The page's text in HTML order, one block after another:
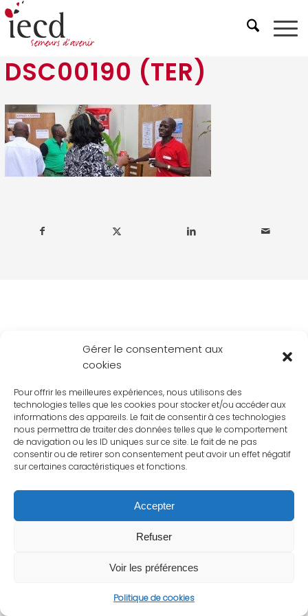
Gérer le consentement aux
cookies
Pour offrir les meilleures expériences, nous utilisons des
technologies telles que les cookies pour stocker et/ou accéder aux
informations des appareils. Le fait de consentir à ces technologies
nous permettra de traiter des données telles que le comportement
de navigation ou les ID uniques sur ce site. Le fait de ne pas
consentir ou de retirer son consentement peut avoir un effet négatif
sur certaines caractéristiques et fonctions.
Accepter
Refuser
Voir les préférences
Politique de cookies
DSC00190 (TER)